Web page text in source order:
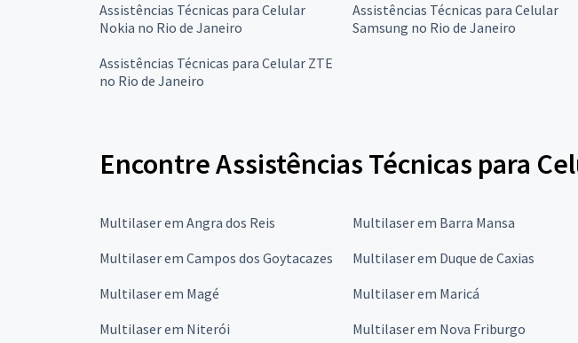
Assistências Técnicas para Celular
Nokia no Rio de Janeiro
Assistências Técnicas para Celular
Samsung no Rio de Janeiro
Assistências Técnicas para Celular ZTE
no Rio de Janeiro
Encontre Assistências Técnicas para
Multilaser em Angra dos Reis Multilaser em Barra Mansa
Multilaser em Campos dos Goytacazes
Multilaser em Duque de Caxias
Multilaser em Magé
Multilaser em Maricá
Multilaser em Niterói
Multilaser em Nova Friburgo